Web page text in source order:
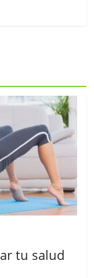
tu salud